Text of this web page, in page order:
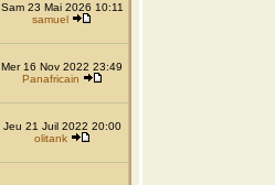
Sam 23 Mai 2026 10:11
samuel
Mer 16 Nov 2022 23:49
Panafricain
Jeu 21 Juil 2022 20:00
olitank